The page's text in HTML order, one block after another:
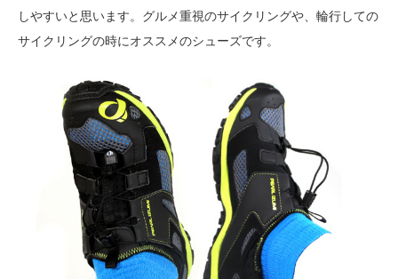
しやすいと思います。グルメ重視のサイクリングや、輪行しての
サイクリングの時にオススメのシューズです。